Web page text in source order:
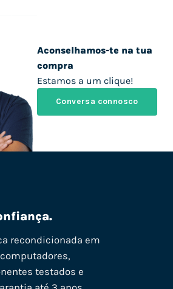
Aconselhamos-te na tua
compra
Estamos a um clique!
Conversa connosco
recondicionada em
testados e